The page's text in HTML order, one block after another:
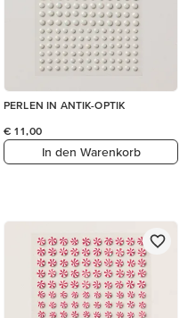
PERLEN IN ANTIK-OPTIK
€ 11,00
In den Warenkorb